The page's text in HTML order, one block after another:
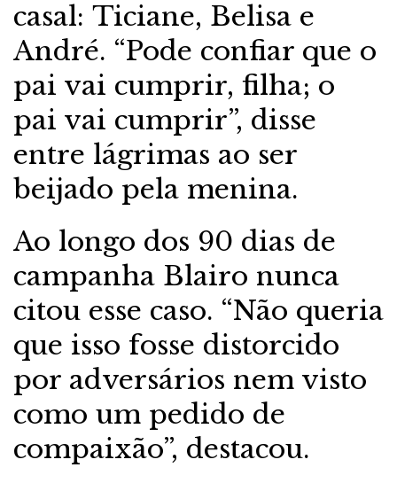
casal: Ticiane, Belisa e
André. “Pode confiar que o
pai vai cumprir, filha; o
pai vai cumprir”, disse
entre lágrimas ao ser
beijado pela menina.
Ao longo dos 90 dias de
campanha Blairo nunca
citou esse caso. “Não queria
que isso fosse distorcido
por adversários nem visto
como um pedido de
compaixão”, destacou.